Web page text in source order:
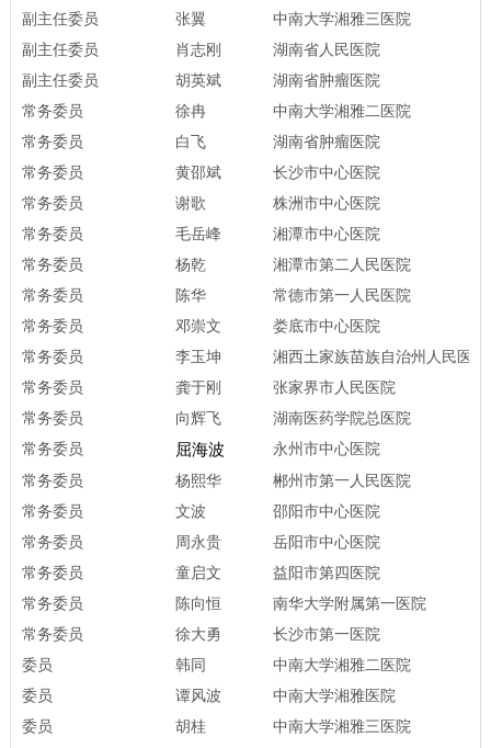
副主任委员
张翼
中南大学湘雅三医院
副主任委员
肖志刚
湖南省人民医院
副主任委员
胡英斌
湖南省肿瘤医院
常务委员
徐冉
中南大学湘雅二医院
常务委员
白飞
湖南省肿瘤医院
常务委员
黄邵斌
长沙市中心医院
常务委员
谢歌
株洲市中心医院
常务委员
毛岳峰
湘潭市中心医院
常务委员
杨乾
湘潭市第二人民医院
常务委员
陈华
常德市第一人民医院
常务委员
邓崇文
娄底市中心医院
常务委员
李玉坤
湘西土家族苗族自治州人民医院
常务委员
龚于刚
张家界市人民医院
常务委员
向辉飞
湖南医药学院总医院
常务委员
屈海波
永州市中心医院
常务委员
杨熙华
郴州市第一人民医院
常务委员
文波
邵阳市中心医院
常务委员
周永贵
岳阳市中心医院
常务委员
童启文
益阳市第四医院
常务委员
陈向恒
南华大学附属第一医院
常务委员
徐大勇
长沙市第一医院
委员
韩同
中南大学湘雅二医院
委员
谭风波
中南大学湘雅医院
委员
胡桂
中南大学湘雅三医院